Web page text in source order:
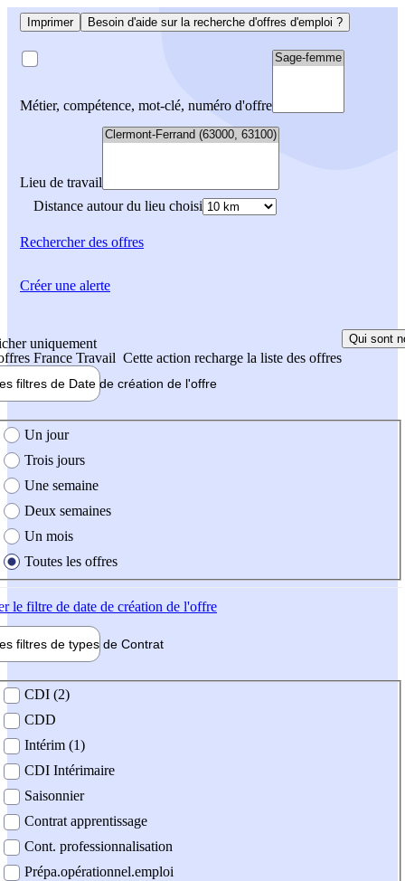
Imprimer Besoin d'aide sur la recherche d'offres d'emploi ?
Métier, compétence, mot-clé, numéro d'offre
Lieu de travail
Distance autour du lieu choisi
Rechercherdes offres
uniquement
France Travail Cette action recharge la liste des offres
Qui sont
filtres de Date de création de l'offre
création de l'offre
Un jour
Trois jours
Une semaine
Deux semaines
Un mois
Toutes les offres
le filtre de date de création de l'offre
filtres de types de Contrat
contrat
CDI (2)
CDD
Intérim (1)
CDI Intérimaire
Saisonnier
Contrat apprentissage
Cont. professionnalisation
Prépa.opérationnel.emploi
Créer une alerte